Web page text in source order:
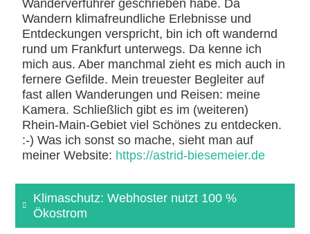
Wanderverführer geschrieben habe. Da
Wandern klimafreundliche Erlebnisse und
Entdeckungen verspricht, bin ich oft wandernd
rund um Frankfurt unterwegs. Da kenne ich
mich aus. Aber manchmal zieht es mich auch in
fernere Gefilde. Mein treuester Begleiter auf
fast allen Wanderungen und Reisen: meine
Kamera. Schließlich gibt es im (weiteren)
Rhein-Main-Gebiet viel Schönes zu entdecken.
:-) Was ich sonst so mache, sieht man auf
meiner Website: https://astrid-biesemeier.de
Klimaschutz: Webhoster nutzt 100 %
Ökostrom